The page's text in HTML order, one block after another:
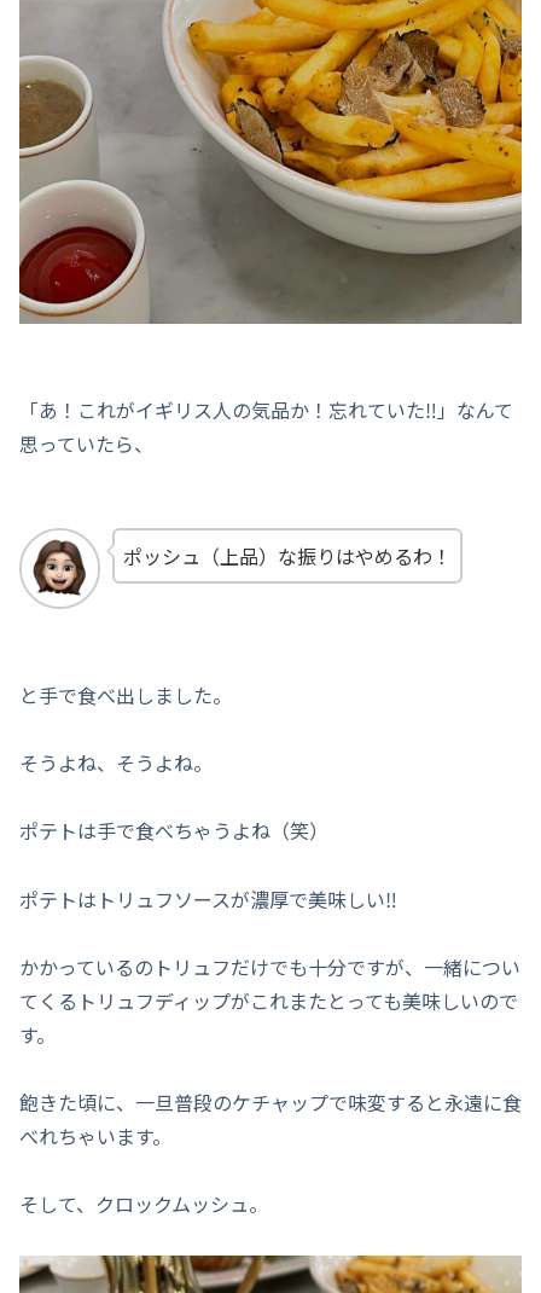
「あ！これがイギリス人の気品か！忘れていた‼︎」なんて
思っていたら、
ポッシュ（上品）な振りはやめるわ！
と手で食べ出しました。
そうよね、そうよね。
ポテトは手で食べちゃうよね（笑）
ポテトはトリュフソースが濃厚で美味しい‼︎
かかっているのトリュフだけでも十分ですが、一緒につい
てくるトリュフディップがこれまたとっても美味しいので
す。
飽きた頃に、一旦普段のケチャップで味変すると永遠に食
べれちゃいます。
そして、クロックムッシュ。